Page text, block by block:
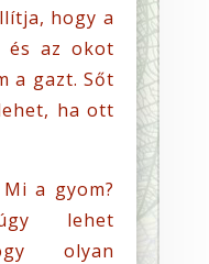
hogy a
és az okot
a gazt. Sőt
ha ott
a gyom?
úgy lehet
olyan